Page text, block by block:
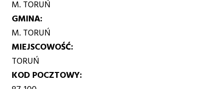
M. TORUŃ
GMINA
M. TORUŃ
MIEJSCOWOŚĆ
TORUŃ
KOD POCZTOWY